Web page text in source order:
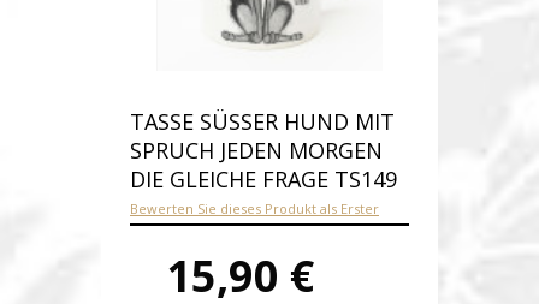
TASSE SÜSSER HUND MIT S
PRUCH JEDEN MORGEN D
IE GLEICHE FRAGE TS149
Bewerten Sie dieses Produkt als Erster
15,90 €